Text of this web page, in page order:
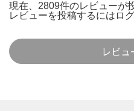
現在、2809件のレビューが
レビューを投稿するには ロ
レビュ